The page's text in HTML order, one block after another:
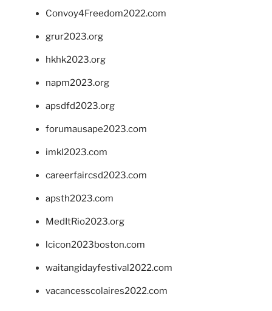
Convoy4Freedom2022.com
grur2023.org
hkhk2023.org
napm2023.org
apsdfd2023.org
forumausape2023.com
imkl2023.com
careerfaircsd2023.com
apsth2023.com
MedItRio2023.org
lcicon2023boston.com
waitangidayfestival2022.com
vacancesscolaires2022.com